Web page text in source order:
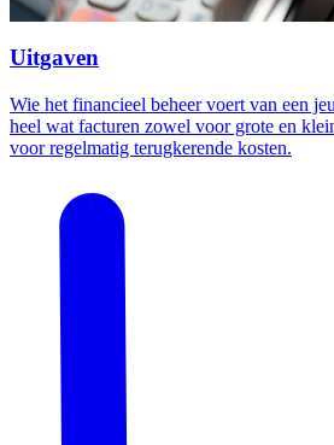
Uitgaven
Wie het financieel beheer voert van een
heel wat facturen zowel voor grote en
voor regelmatig terugkerende kosten.